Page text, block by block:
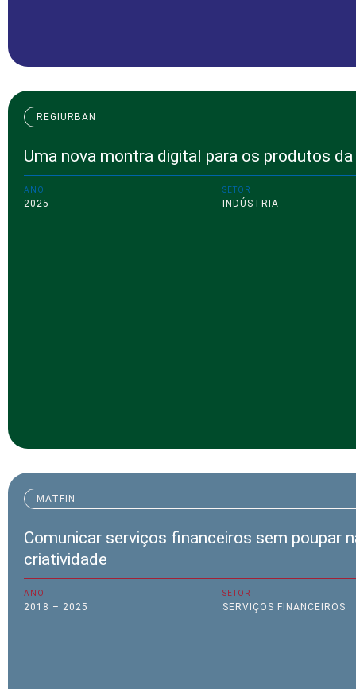
REGIURBAN
Uma nova montra digital para os produtos
ANO
2025
SETOR
INDÚSTRIA
MATFIN
Comunicar serviços financeiros sem poupar
criatividade
ANO
2018 – 2025
SETOR
SERVIÇOS FINANCEIROS